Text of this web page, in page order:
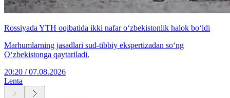
Rossiyada YTH oqibatida ikki nafar o‘zbekistonlik halok bo‘ldi
Marhumlarning jasadlari sud-tibbiy ekspertizadan so‘ng
O‘zbekistonga qaytariladi.
20:20 / 07.08.2026
Lenta